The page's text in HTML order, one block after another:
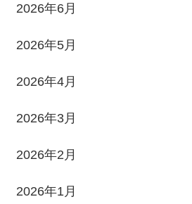
2026年6月
2026年5月
2026年4月
2026年3月
2026年2月
2026年1月